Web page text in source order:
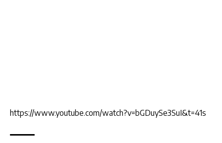
https://www.youtube.com/watch?v=bGDuySe3SuI&t=41s